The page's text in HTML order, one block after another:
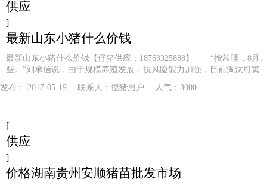
供应
]
最新山东小猪什么价钱
最新山东小猪什么价钱【仔猪供应：18763325888】 “按常理，8月
些。”刘承信说，由于规模养殖发展，抗风险能力加强，目前淘汰可繁
发布： 2017-05-19 联系人： 搜猪用户 人气：3000
[
供应
]
价格湖南贵州安顺猪苗批发市场